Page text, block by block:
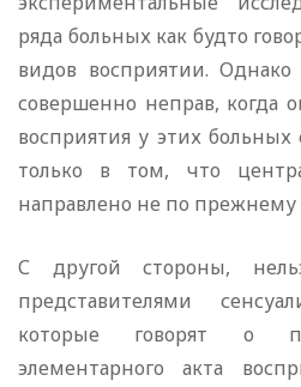
ряда больных как будто
видов восприятии.
совершенно неправ, когда
восприятия у этих
только в том, что
направлено не по прежнему
С другой стороны,
представителями
которые говорят о
элементарного акта